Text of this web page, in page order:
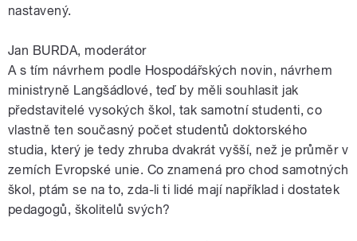
nastavený.
Jan BURDA, moderátor
A s tím návrhem podle Hospodářských novin, návrhem
ministryně Langšádlové, teď by měli souhlasit jak
představitelé vysokých škol, tak samotní studenti, co
vlastně ten současný počet studentů doktorského
studia, který je tedy zhruba dvakrát vyšší, než je průměr v
zemích Evropské unie. Co znamená pro chod samotných
škol, ptám se na to, zda-li ti lidé mají například i dostatek
pedagogů, školitelů svých?